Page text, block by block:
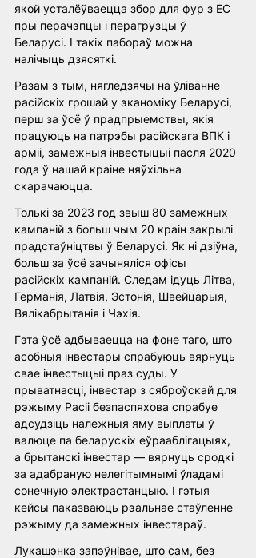
якой усталёўваецца збор для фур з ЕС
пры перачэпцы і перагрузцы ў
Беларусі. І такіх пабораў можна
налічыць дзясяткі.
Разам з тым, нягледзячы на ўліванне
расійскіх грошай у эканоміку Беларусі,
перш за ўсё ў прадпрыемствы, якія
працуюць на патрэбы расійскага ВПК і
арміі, замежныя інвестыцыі пасля 2020
года ў нашай краіне няўхільна
скарачаюцца.
Толькі за 2023 год звыш 80 замежных
кампаній з больш чым 20 краін закрылі
прадстаўніцтвы ў Беларусі. Як ні дзіўна,
больш за ўсё зачыняліся офісы
расійскіх кампаній. Следам ідуць Літва,
Германія, Латвія, Эстонія, Швейцарыя,
Вялікабрытанія і Чэхія.
Гэта ўсё адбываецца на фоне таго, што
асобныя інвестары спрабуюць вярнуць
свае інвестыцыі праз суды. У
прыватнасці, інвестар з сяброўскай для
рэжыму Расіі безпаспяхова спрабуе
адсудзіць належныя яму выплаты ў
валюце па беларускіх еўрааблігацыях,
а брытанскі інвестар — вярнуць сродкі
за адабраную нелегітымнымі ўладамі
сонечную электрастанцыю. І гэтыя
кейсы паказваюць рэальнае стаўленне
рэжыму да замежных інвестараў.
Лукашэнка запэўнівае, што сам, без